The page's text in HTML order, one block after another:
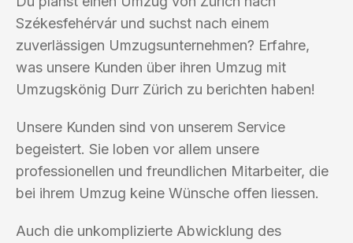
Székesfehérvár und suchst nach einem
zuverlässigen Umzugsunternehmen? Erfahre,
was unsere Kunden über ihren Umzug mit
Umzugskönig Durr Zürich zu berichten haben!
Unsere Kunden sind von unserem Service
begeistert. Sie loben vor allem unsere
professionellen und freundlichen Mitarbeiter, die
bei ihrem Umzug keine Wünsche offen liessen.
Auch die unkomplizierte Abwicklung des